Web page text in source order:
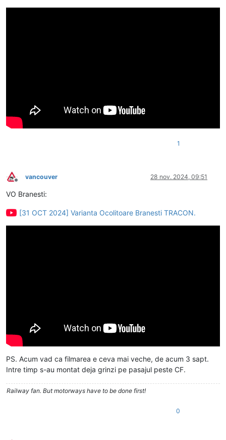
1
Deconectat
vancouver 28 nov. 2024, 09:51
VO Branesti:
[31 OCT 2024] Varianta Ocolitoare Branesti TRACON.
PS. Acum vad ca filmarea e ceva mai veche, de acum 3 sapt.
Intre timp s-au montat deja grinzi pe pasajul peste CF.
Railway fan. But motorways have to be done first!
0